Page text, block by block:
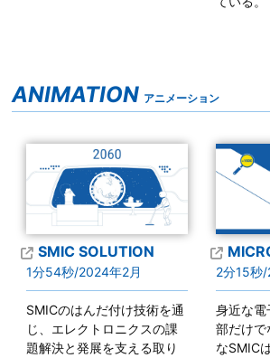
ANIMATION アニメーション
SMIC SOLUTION
1分54秒/2024年2月
SMICのはんだ付け技術を通
じ、エレクトロニクスの課
題解決と発展を支える取り
2分15秒/
身近な
部だけ
なSMIC